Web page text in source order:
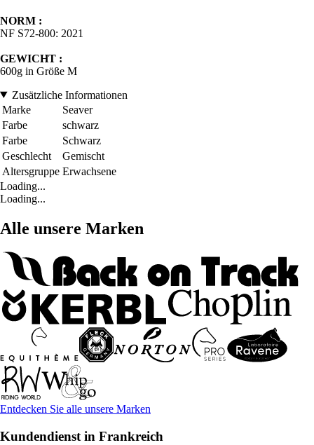
NORM :
NF S72-800: 2021
GEWICHT :
600g in Größe M
Zusätzliche Informationen
Marke
Seaver
Farbe
schwarz
Farbe
Schwarz
Geschlecht
Gemischt
Altersgruppe Erwachsene
Loading...
Loading...
Alle unsere Marken
Entdecken Sie alle unsere Marken
Kundendienst in Frankreich